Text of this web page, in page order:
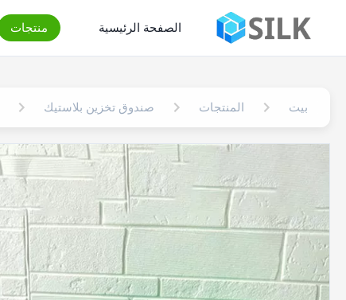
الصفحة الرئيسية منتجات
بيت المنتجات صندوق تخزين بلاستيك